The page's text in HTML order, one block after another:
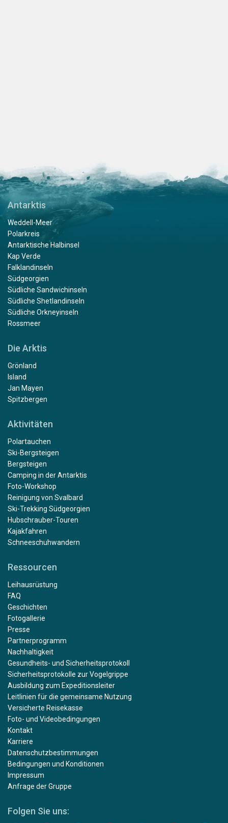
Antarktis
Weddell-Meer
Polarkreis
Antarktische Halbinsel
Kap Verde
Falklandinseln
Südgeorgien
Südliche Sandwichinseln
Südliche Shetlandinseln
Südliche Orkneyinseln
Rossmeer
Die Arktis
Grönland
Island
Jan Mayen
Spitzbergen
Aktivitäten
Polartauchen
Ski-Bergsteigen
Bergsteigen
Camping in der Antarktis
Foto-Workshop
Reinigung von Svalbard
Ski-Trekking Südgeorgien
Hubschrauber-Touren
Kajakfahren
Schneeschuhwandern
Ressourcen
Leihausrüstung
FAQ
Geschichten
Fotogallerie
Presse
Partnerprogramm
Nachhaltigkeit
Gesundheits- und Sicherheitsprotokoll
Sicherheitsprotokolle zur Vogelgrippe
Ausbildung zum Expeditionsleiter
Leitlinien für die gemeinsame Nutzung
Versicherte Reisekasse
Foto- und Videobedingungen
Kontakt
Karriere
Datenschutzbestimmungen
Bedingungen und Konditionen
Impressum
Anfrage der Gruppe
Folgen Sie uns: